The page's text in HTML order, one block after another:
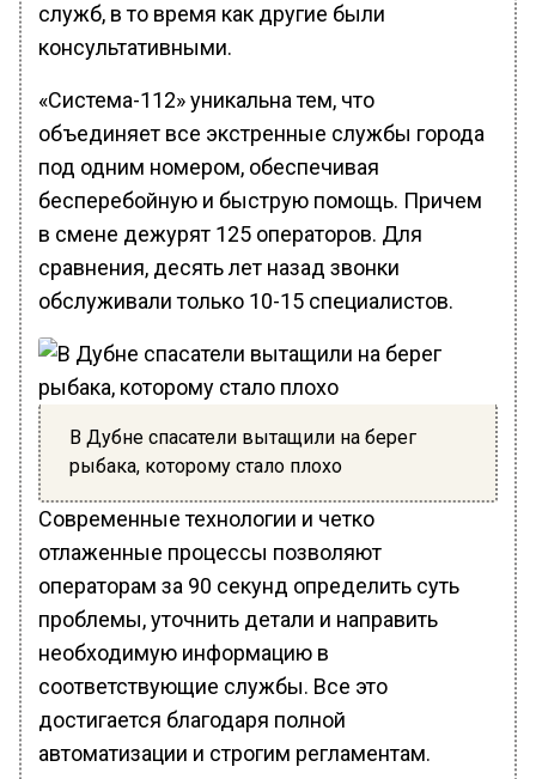
служб, в то время как другие были
консультативными.
«Система-112» уникальна тем, что
объединяет все экстренные службы города
под одним номером, обеспечивая
бесперебойную и быструю помощь. Причем
в смене дежурят 125 операторов. Для
сравнения, десять лет назад звонки
обслуживали только 10-15 специалистов.
В Дубне спасатели вытащили на берег
рыбака, которому стало плохо
Современные технологии и четко
отлаженные процессы позволяют
операторам за 90 секунд определить суть
проблемы, уточнить детали и направить
необходимую информацию в
соответствующие службы. Все это
достигается благодаря полной
автоматизации и строгим регламентам.